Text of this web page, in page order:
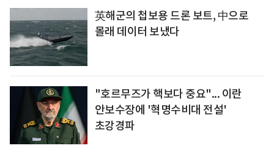
英해군의 첩보용 드론 보트, 中으로
몰래 데이터 보냈다
"호르무즈가 핵보다 중요"... 이란
안보수장에 '혁명수비대 전설'
초강경파